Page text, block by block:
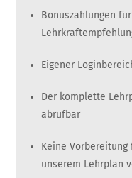
Bonuszahlungen
Eigener
Der komplette
abrufbar
Keine
unserem Lehrplan